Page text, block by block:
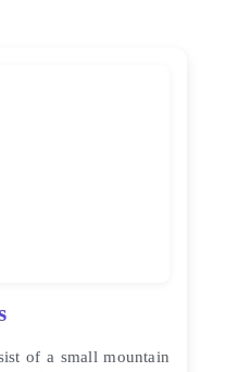
of a small mountain